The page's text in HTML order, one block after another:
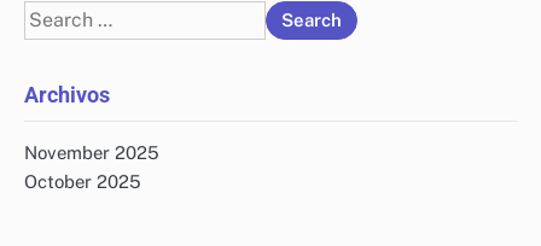
Search
for:
Archivos
November 2025
October 2025